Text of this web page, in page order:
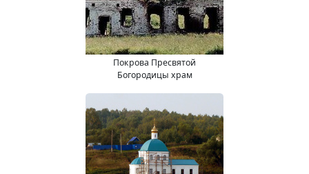
Покрова Пресвятой
Богородицы храм